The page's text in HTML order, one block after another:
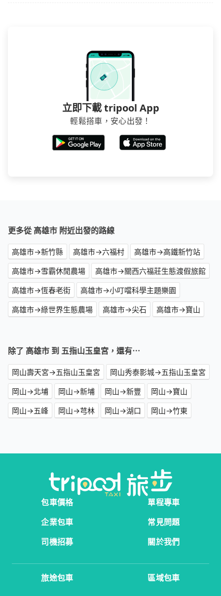
立即下載 tripool App
輕鬆搭車，安心出發！
更多從 高雄市 附近出發的路線
高雄市→新竹縣 高雄市→六福村
高雄市→高鐵新竹站
高雄市→雪霸休閒農場
高雄市→關西六福莊生態渡假旅館
高雄市→恆春老街
高雄市→小叮噹科學主題樂園
高雄市→綠世界生態農場
高雄市→尖石 高雄市→寶山
除了 高雄市 到 五指山玉皇宮，還有⋯
岡山壽天宮→五指山玉皇宮
岡山秀泰影城→五指山玉皇宮
岡山→北埔
岡山→新埔 岡山→新豐
岡山→寶山
岡山→五峰
岡山→芎林 岡山→湖口 岡山→竹東
包車價格
單程專車
企業包車
常見問題
司機招募
關於我們
旅途包車 區域包車